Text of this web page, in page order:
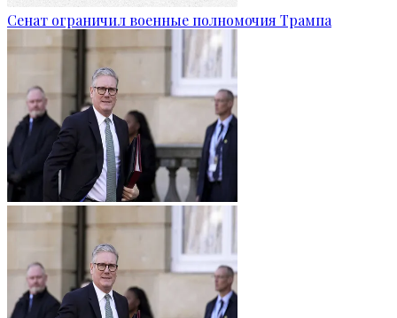
Сенат ограничил военные полномочия Трампа